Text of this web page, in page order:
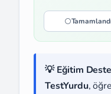
💡 Eğitim
TestYurdu,